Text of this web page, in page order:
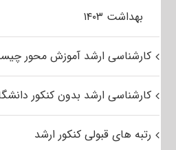
بهداشت ۱۴۰۳
کارشناسی ارشد آموزش محور
کارشناسی ارشد بدون کنکور
رتبه های قبولی کنکور ارشد